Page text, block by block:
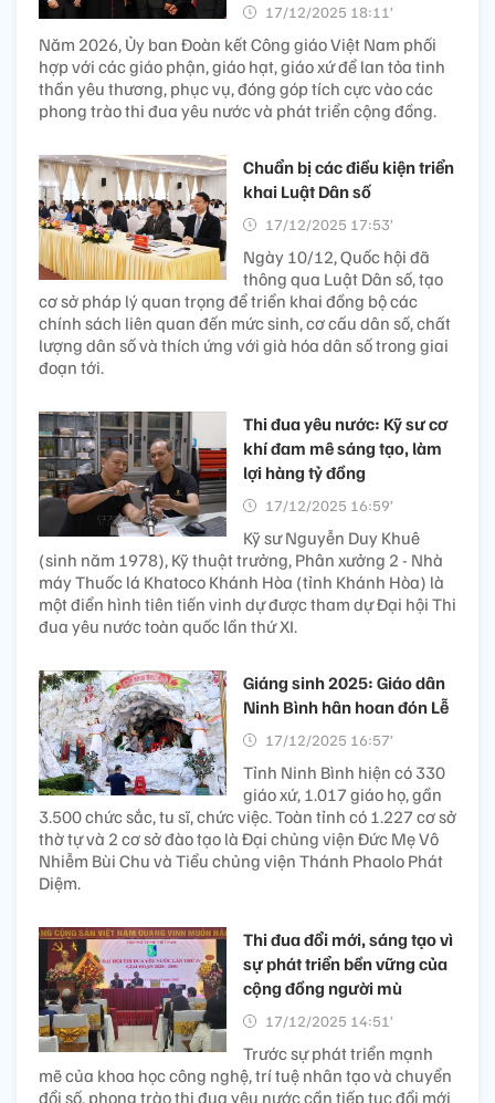
17/12/2025 18:11’
Năm 2026, Ủy ban Đoàn kết Công giáo Việt Nam phối
hợp với các giáo phận, giáo hạt, giáo xứ để lan tỏa tinh
thần yêu thương, phục vụ, đóng góp tích cực vào các
phong trào thi đua yêu nước và phát triển cộng đồng.
Chuẩn bị các điều kiện triển
khai Luật Dân số
17/12/2025 17:53’
Ngày 10/12, Quốc hội đã
thông qua Luật Dân số, tạo
cơ sở pháp lý quan trọng để triển khai đồng bộ các
chính sách liên quan đến mức sinh, cơ cấu dân số, chất
lượng dân số và thích ứng với già hóa dân số trong giai
đoạn tới.
Thi đua yêu nước: Kỹ sư cơ
khí đam mê sáng tạo, làm
lợi hàng tỷ đồng
17/12/2025 16:59’
Kỹ sư Nguyễn Duy Khuê
(sinh năm 1978), Kỹ thuật trưởng, Phân xưởng 2 - Nhà
máy Thuốc lá Khatoco Khánh Hòa (tỉnh Khánh Hòa) là
một điển hình tiên tiến vinh dự được tham dự Đại hội Thi
đua yêu nước toàn quốc lần thứ XI.
Giáng sinh 2025: Giáo dân
Ninh Bình hân hoan đón Lễ
17/12/2025 16:57’
Tỉnh Ninh Bình hiện có 330
giáo xứ, 1.017 giáo họ, gần
3.500 chức sắc, tu sĩ, chức việc. Toàn tỉnh có 1.227 cơ sở
thờ tự và 2 cơ sở đào tạo là Đại chủng viện Đức Mẹ Vô
Nhiễm Bùi Chu và Tiểu chủng viện Thánh Phaolo Phát
Diệm.
Thi đua đổi mới, sáng tạo vì
sự phát triển bền vững của
cộng đồng người mù
17/12/2025 14:51’
Trước sự phát triển mạnh
mẽ của khoa học công nghệ, trí tuệ nhân tạo và chuyển
đổi số, phong trào thi đua yêu nước cần tiếp tục đổi mới